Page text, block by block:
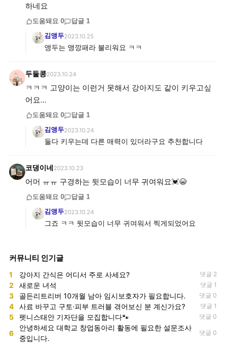
하네요
도움돼요 0 답글 1
김앵두2023.10.25
앵두는 앵깡패라 불리워요 ㅋㅋ
두둘콩2023.10.24
ㅋㅋㅋ 고양이는 이런거 못해서 강아지도 같이 키우고싶
어요...
도움돼요 0 답글 1
김앵두2023.10.24
둘다 키우는데 다른 매력이 있더라구요 추천합니다
코댕이네 2023.10.23
어머 ㅠㅠ 구경하는 뒷모습이 너무 귀여워요💓😭
도움돼요 0 답글 1
김앵두2023.10.24
그죠 ㅋㅋ 뒷모습이 너무 귀여워서 찍게되었어요
커뮤니티 인기글
1 강아지 간식은 어디서 주로 사세요? 댓글 2
2 새로운 녀석 댓글 1
3 골든리트리버 10개월 남아 임시보호자가 필요합니다. 댓글 0
4 사료 바꾸고 구토·피부 트러블 겪어보신 분 계신가요? 댓글 1
5 펫니스태안 기자단을 모집합니다🐾 댓글 0
6
안녕하세요 대학교 창업동아리 활동에 필요한 설문조사
중입니다.
댓글 0